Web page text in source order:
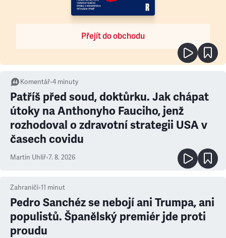
Přejít do obchodu
Komentář•4 minuty
Patříš před soud, doktůrku. Jak chápat
útoky na Anthonyho Fauciho, jenž
rozhodoval o zdravotní strategii USA v
časech covidu
Martin Uhlíř•7. 8. 2026
Zahraničí•11 minut
Pedro Sanchéz se nebojí ani Trumpa, ani
populistů. Španělský premiér jde proti
proudu